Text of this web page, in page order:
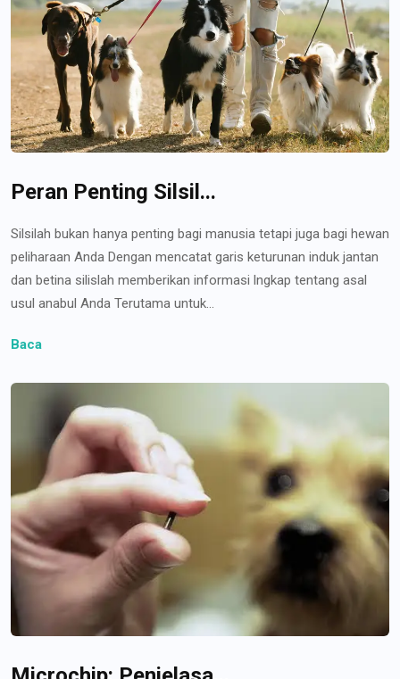
Peran Penting Silsil...
Silsilah bukan hanya penting bagi manusia tetapi juga bagi hewan
peliharaan Anda Dengan mencatat garis keturunan induk jantan
dan betina silislah memberikan informasi lngkap tentang asal
usul anabul Anda Terutama untuk...
Baca